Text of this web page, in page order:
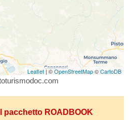
Leaflet| ©OpenStreetMap©CartoDB
pacchetto ROADBOOK